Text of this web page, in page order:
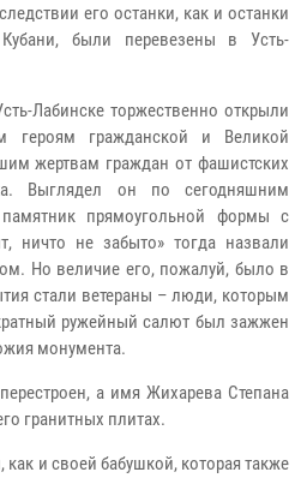
его останки, как и останки
были перевезены в Усть-
Лабинске торжественно открыли
героям гражданской и Великой
жертвам граждан от фашистских
Выглядел он по сегодняшним
прямоугольной формы с
ничто не забыто» тогда назвали
Но величие его, пожалуй, было в
стали ветераны – люди, которым
ружейный салют был зажжен
монумента.
а имя Жихарева Степана
гранитных плитах.
и своей бабушкой, которая также